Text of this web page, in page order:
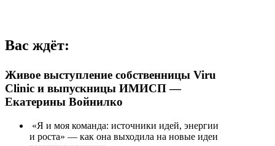
Вас ждёт:
Живое выступление собственницы Viru
Clinic и выпускницы ИМИСП —
Екатерины Войнилко
«Я и моя команда: источники идей, энергии
и роста» — как она выходила на новые идеи